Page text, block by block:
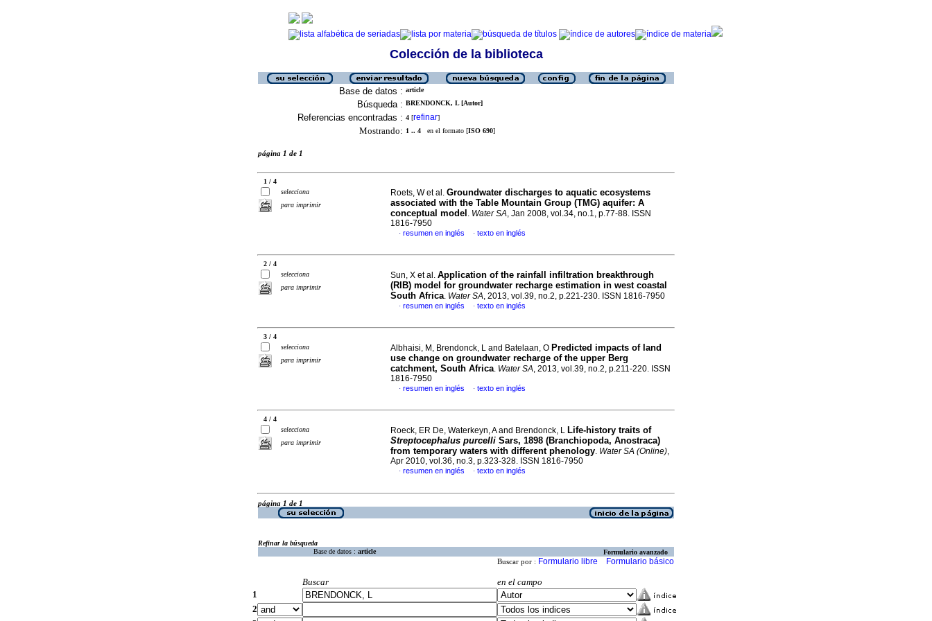
Colección de la biblioteca
Base de datos : article
Búsqueda : BRENDONCK, L [Autor]
Referencias encontradas : 4 [refinar]
Mostrando: 1 .. 4 en el formato [ISO 690]
página 1 de 1
1 / 4
selecciona
para imprimir
Roets, W et al. Groundwater discharges to aquatic ecosystems
associated with the Table Mountain Group (TMG) aquifer: A
conceptual model . Water SA, Jan 2008, vol.34, no.1, p.77-88. ISSN
1816-7950
· resumen en inglés · texto en inglés
2 / 4
selecciona
para imprimir
Sun, X et al. Application of the rainfall infiltration breakthrough
(RIB) model for groundwater recharge estimation in west coastal
South Africa. Water SA, 2013, vol.39, no.2, p.221-230. ISSN 1816-7950
· resumen en inglés · texto en inglés
3 / 4
selecciona
para imprimir
Albhaisi, M, Brendonck, L and Batelaan, O Predicted impacts of land
use change on groundwater recharge of the upper Berg
catchment, South Africa. Water SA, 2013, vol.39, no.2, p.211-220. ISSN
1816-7950
· resumen en inglés · texto en inglés
4 / 4
selecciona
para imprimir
Roeck, ER De, Waterkeyn, A and Brendonck, L Life-history traits of
Streptocephalus purcelli Sars, 1898 (Branchiopoda, Anostraca)
from temporary waters with different phenology. Water SA (Online),
Apr 2010, vol.36, no.3, p.323-328. ISSN 1816-7950
· resumen en inglés · texto en inglés
página 1 de 1
Refinar la búsqueda
Base de datos : article Formulario avanzado
Buscar por : Formulario libre Formulario básico
Buscar
en el campo
1
2